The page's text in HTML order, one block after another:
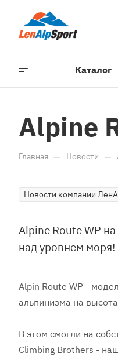
Каталог
Alpine
Главная — Новости —
Новости компании
Alpine Route WP
над уровнем моря!
Alpin Route WP -
альпинизма на
В этом смогли на
Climbing Brothers -